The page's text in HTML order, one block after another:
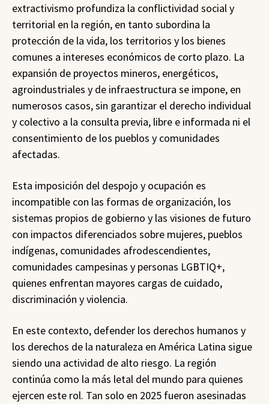
extractivismo profundiza la conflictividad social y
territorial en la región, en tanto subordina la
protección de la vida, los territorios y los bienes
comunes a intereses económicos de corto plazo. La
expansión de proyectos mineros, energéticos,
agroindustriales y de infraestructura se impone, en
numerosos casos, sin garantizar el derecho individual
y colectivo a la consulta previa, libre e informada ni el
consentimiento de los pueblos y comunidades
afectadas.
Esta imposición del despojo y ocupación es
incompatible con las formas de organización, los
sistemas propios de gobierno y las visiones de futuro
con impactos diferenciados sobre mujeres, pueblos
indígenas, comunidades afrodescendientes,
comunidades campesinas y personas LGBTIQ+,
quienes enfrentan mayores cargas de cuidado,
discriminación y violencia.
En este contexto, defender los derechos humanos y
los derechos de la naturaleza en América Latina sigue
siendo una actividad de alto riesgo. La región
continúa como la más letal del mundo para quienes
ejercen este rol. Tan solo en 2025 fueron asesinadas